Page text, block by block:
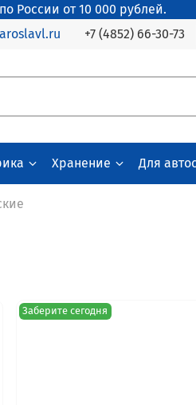
России от 10 000 рублей.
+7 (4852) 66-30-73
Хранение Для
Заберите сегодня